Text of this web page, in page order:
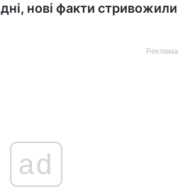
нові факти стривожили
Реклама
ad